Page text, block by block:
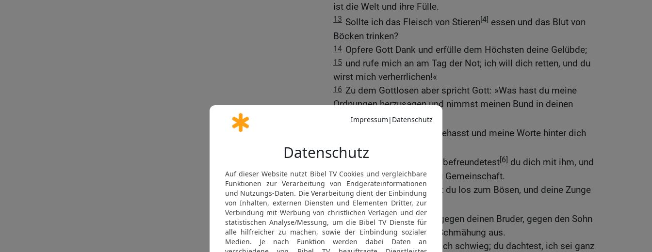
ist die Welt und ihre Fülle.
13 Sollte ich das Fleisch von Stieren[4] essen und das Blut von
Böcken trinken?
14 Opfere Gott Dank und erfülle dem Höchsten deine Gelübde;
15 und rufe mich an am Tag der Not; ich will dich retten, und du
wirst mich verherrlichen!«
16 Zu dem Gottlosen aber spricht Gott: »Was hast du meine
Ordnungen herzusagen und nimmst meinen Bund in deinen
Mund?
gehasst und meine Worte hinter dich
geworfen.
18 Sahst du einen Dieb, so befreundetest[6] du dich mit ihm, und
mit Ehebrechern hattest du Gemeinschaft.
19 Deinen Mund schicktest du los zum Bösen, und deine Zunge
spannte Betrug[7]davor.
20 Du saßest da, redetest gegen deinen Bruder, gegen den Sohn
deiner Mutter stießest du Schmähung aus.
21 Das hast du getan, und ich schwieg; du dachtest, ich sei ganz